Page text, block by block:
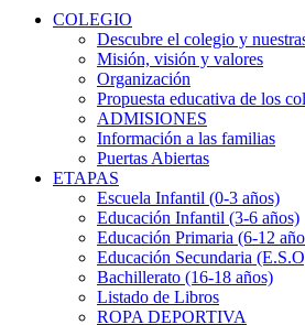
COLEGIO
Descubre el colegio y
Misión, visión y valores
Organización
Propuesta educativa de los
ADMISIONES
Información a las familias
Puertas Abiertas
ETAPAS
Escuela Infantil (0-3 años)
Educación Infantil (3-6 años)
Educación Primaria (6-12
Educación Secundaria
Bachillerato (16-18 años)
Listado de Libros
ROPA DEPORTIVA